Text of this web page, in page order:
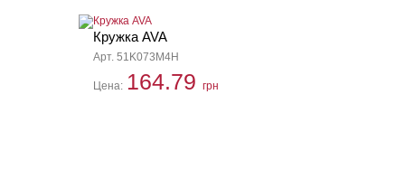
Кружка AVA
Арт. 51K073M4H
Цена: 164.79 грн